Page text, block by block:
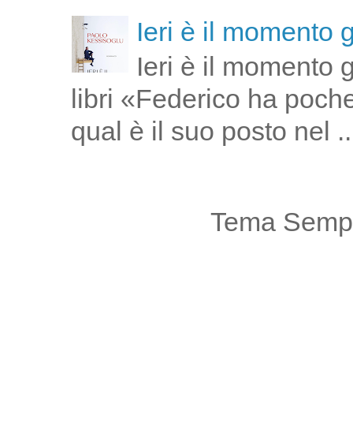
Ieri è il momento
Ieri è il momento
libri «Federico ha
qual è il suo posto nel
Tema